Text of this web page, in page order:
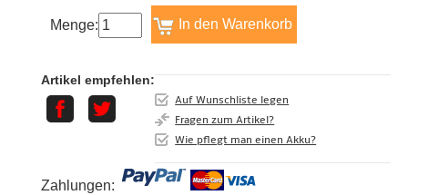
Menge:
Artikel empfehlen:
Auf Wunschliste legen
Fragen zum Artikel?
Wie pflegt man einen Akku?
Zahlungen: